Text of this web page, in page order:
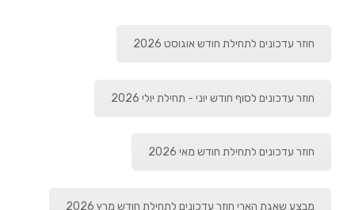
חוזר עדכונים לתחילת חודש אוגוסט 2026
חוזר עדכונים לסוף חודש יוני - תחילת יולי 2026
חוזר עדכונים לתחילת חודש מאי 2026
מבצע שאגת הארי חוזר עדכונים לתחילת חודש מרץ 2026